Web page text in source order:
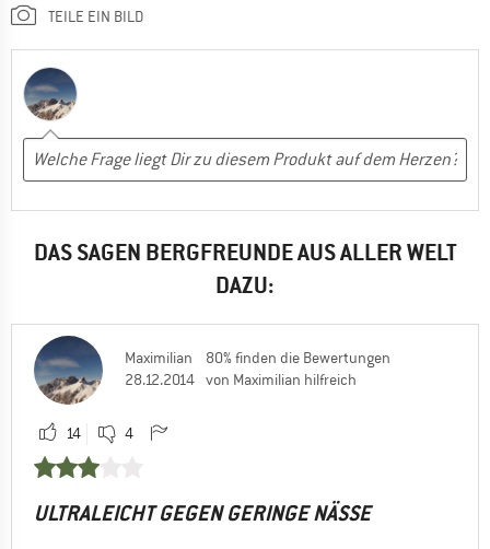
TEILE EIN BILD
DAS SAGEN BERGFREUNDE AUS ALLER WELT
DAZU:
Maximilian
28.12.2014
80% finden die Bewertungen
von Maximilian hilfreich
14 4
ULTRALEICHT GEGEN GERINGE NÄSSE